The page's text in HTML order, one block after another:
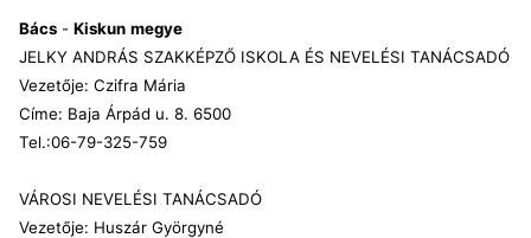
Bács - Kiskun megye
JELKY ANDRÁS SZAKKÉPZŐ ISKOLA ÉS NEVELÉSI TANÁCSADÓ
Vezetője: Czifra Mária
Címe: Baja Árpád u. 8. 6500
Tel.:06-79-325-759
VÁROSI NEVELÉSI TANÁCSADÓ
Vezetője: Huszár Györgyné